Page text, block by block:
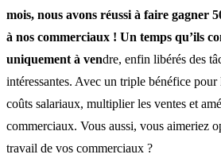
mois, nous avons réussi à faire gagner
à nos commerciaux ! Un temps qu’ils
uniquement à vendre, enfin libérés des
intéressantes. Avec un triple bénéfice
coûts salariaux, multiplier les ventes et
commerciaux. Vous aussi, vous aimeriez
travail de vos commerciaux ?